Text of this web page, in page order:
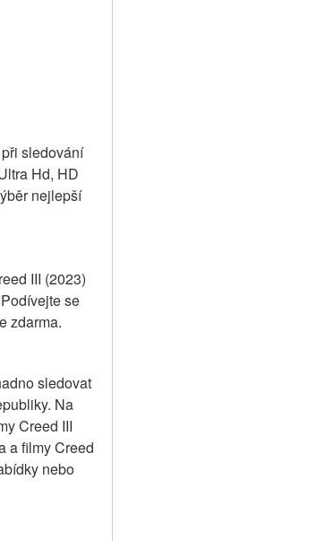
sledování
Hd, HD
nejlepší
III (2023)
se
zdarma.
sledovat
Na
Creed III
a filmy Creed
nebo